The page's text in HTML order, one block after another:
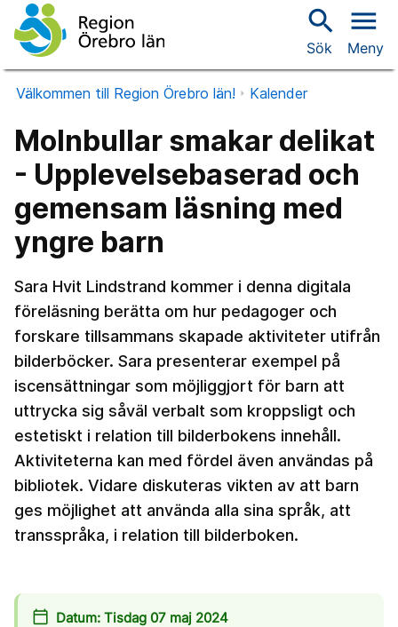
search
Sök
menu
Meny
Välkommen till Region Örebro län! Kalender
Molnbullar smakar delikat
- Upplevelsebaserad och
gemensam läsning med
yngre barn
Sara Hvit Lindstrand kommer i denna digitala
föreläsning berätta om hur pedagoger och
forskare tillsammans skapade aktiviteter utifrån
bilderböcker. Sara presenterar exempel på
iscensättningar som möjliggjort för barn att
uttrycka sig såväl verbalt som kroppsligt och
estetiskt i relation till bilderbokens innehåll.
Aktiviteterna kan med fördel även användas på
bibliotek. Vidare diskuteras vikten av att barn
ges möjlighet att använda alla sina språk, att
transspråka, i relation till bilderboken.
calendar_today Datum: Tisdag 07 maj 2024